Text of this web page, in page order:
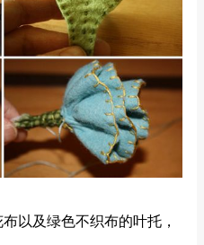
以及绿色不织布的叶托，